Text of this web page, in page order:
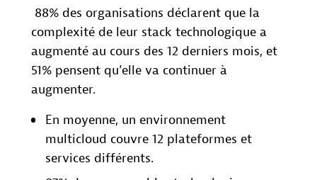
88% des organisations déclarent que la
complexité de leur stack technologique a
augmenté au cours des 12 derniers mois, et
51% pensent qu’elle va continuer à
augmenter.
En moyenne, un environnement
multicloud couvre 12 plateformes et
services différents.